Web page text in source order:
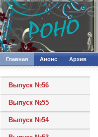
Главная Анонс Архив
Выпуск №56
Выпуск №55
Выпуск №54